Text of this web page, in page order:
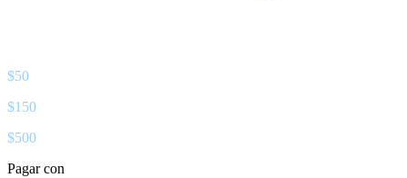
$50
$150
$500
Pagar con